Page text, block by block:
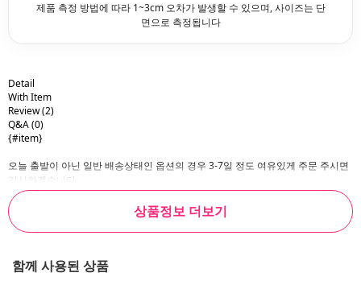
상품정보 더보기
제품 측정 방법에 따라 1~3cm 오차가 발생할 수 있으며, 사이즈는 단
면으로 측정됩니다
Detail
With Item
Review(2)
Q&A(0)
{#item}
오늘 출발이 아닌 일반 배송상태인 옵션의 경우 3-7일 정도 여유있게 주문 주시면
감사하겠습니다.
최대한 빠르게 배송도와드리겠습니다. 기다려주셔서 감사합니다 :)
함께 사용된 상품